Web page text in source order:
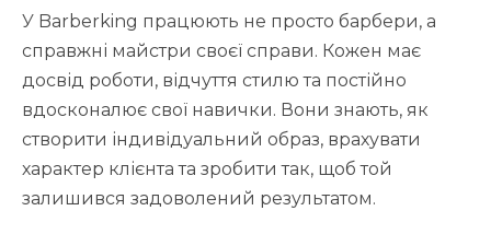
У Barberking працюють не просто барбери, а
справжні майстри своєї справи. Кожен має
досвід роботи, відчуття стилю та постійно
вдосконалює свої навички. Вони знають, як
створити індивідуальний образ, врахувати
характер клієнта та зробити так, щоб той
залишився задоволений результатом.